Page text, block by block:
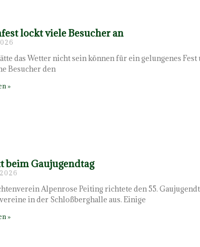
lockt viele Besucher an
das Wetter nicht sein können für ein gelungenes
Besucher den
»
beim Gaujugendtag
Alpenrose Peiting richtete den 55.
in der Schloßberghalle aus. Einige
»